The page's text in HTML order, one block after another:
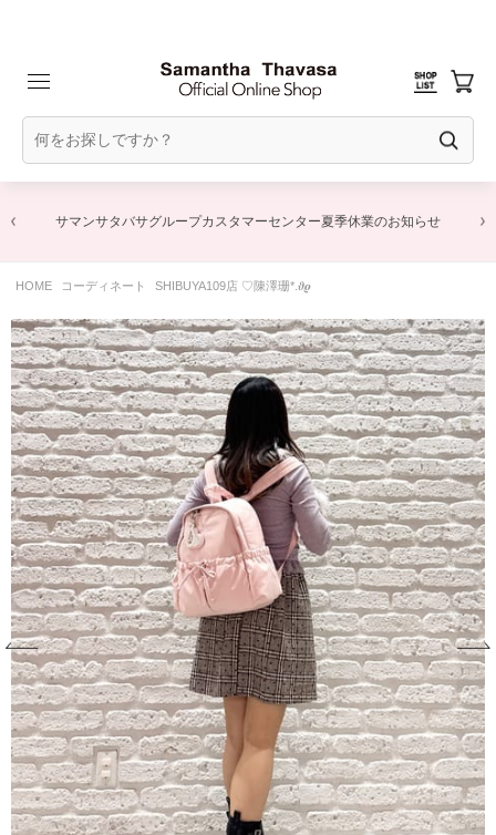
サマンサタバサグループカスタマーセンター夏季休業のお知らせ
HOME コーディネート SHIBUYA109店 ♡陳澤珊*.𝝑𝝔